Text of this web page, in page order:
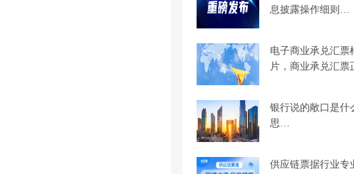
息披露操作细则…
电子商业承兑汇票
片，商业承兑汇
银行说的敞口是什
思…
供应链票据行业专